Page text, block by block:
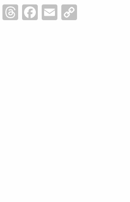
X T
hr
F
a
E
m